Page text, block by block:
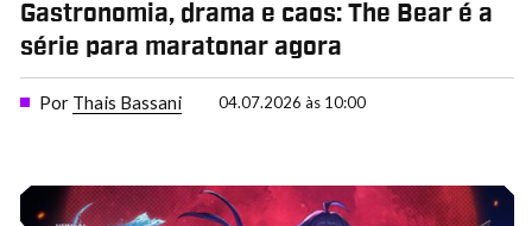
Gastronomia, drama e caos: The Bear é a
série para maratonar agora
Por Thais Bassani 04.07.2026 às 10:00